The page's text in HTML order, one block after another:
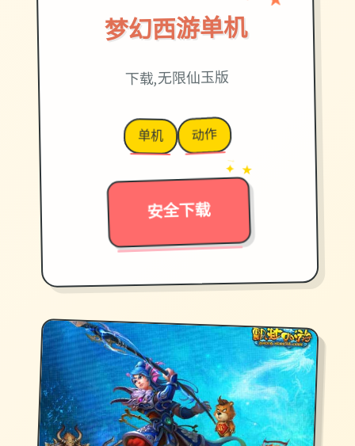
梦幻西游单机
下载,无限仙玉版
单机 动作
安全下载
→
✦ ★